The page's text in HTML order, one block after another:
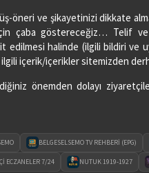
öneri ve şikayetinizi dikkate
çaba göstereceğiz… Telif
edilmesi halinde (ilgili bildiri ve
içerik/içerikler sitemizden
önemden dolayı
BELGESELSEMO TV REHBERİ (EPG)
ECZANELER 7/24 NUTUK 1919-1927